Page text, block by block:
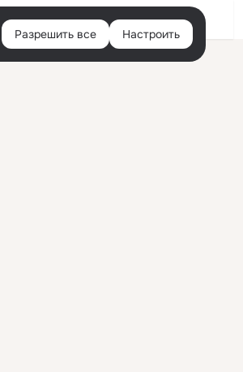
Войти
Разрешить все Настроить